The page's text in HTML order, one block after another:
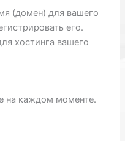
(домен) для вашего
его.
хостинга вашего
на каждом моменте.